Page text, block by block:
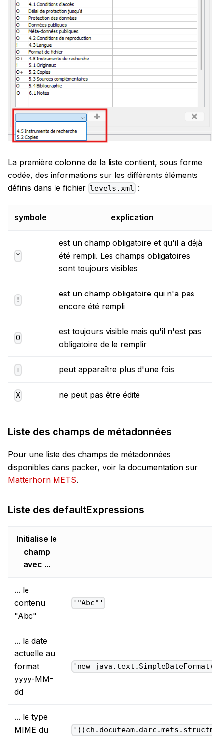
La première colonne de la liste contient, sous forme
codée, des informations sur les différents éléments
définis dans le fichier levels.xml :
symbole explication
*
est un champ obligatoire et qu'il a déjà
été rempli. Les champs obligatoires
sont toujours visibles
!
est un champ obligatoire qui n'a pas
encore été rempli
O
est toujours visible mais qu'il n'est pas
obligatoire de le remplir
+ peut apparaître plus d'une fois
X ne peut pas être édité
Liste des champs de métadonnées
Pour une liste des champs de métadonnées
disponibles dans packer, voir la documentation sur
Matterhorn METS.
Liste des defaultExpressions
Initialise le
champ
avec ...
... le
contenu
"Abc"
'"Abc"'
... la date
actuelle au
format
yyyy-MM-
dd
'new
... le type
MIME du